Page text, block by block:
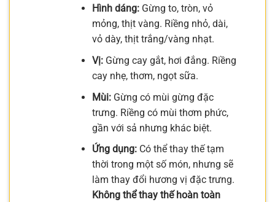
Hình dáng:Gừng to, tròn, vỏ
mỏng, thịt vàng. Riềng nhỏ, dài,
vỏ dày, thịt trắng/vàng nhạt.
Vị:Gừng cay gắt, hơi đắng. Riềng
cay nhẹ, thơm, ngọt sữa.
Mùi:Gừng có mùi gừng đặc
trưng. Riềng có mùi thơm phức,
gần với sả nhưng khác biệt.
Ứng dụng:Có thể thay thế tạm
thời trong một số món, nhưng sẽ
làm thay đổi hương vị đặc trưng.
Không thể thay thế hoàn toàn